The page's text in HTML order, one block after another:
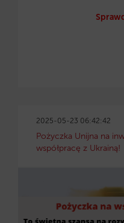
2025-05-23 06:42:42
Pożyczka Unijna na
współpracę z Ukrainą!